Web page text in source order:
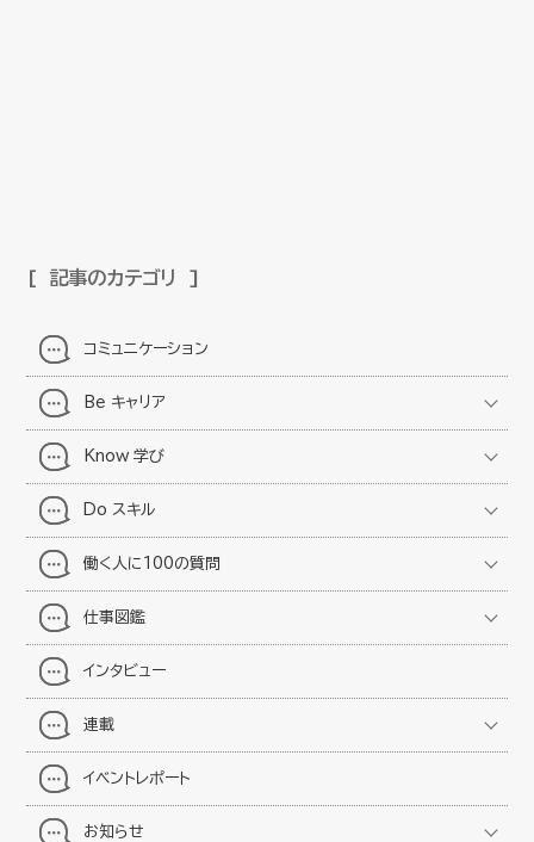
記事のカテゴリ
コミュニケーション
Be キャリア
Know 学び
Do スキル
働く人に100の質問
仕事図鑑
インタビュー
連載
イベントレポート
お知らせ